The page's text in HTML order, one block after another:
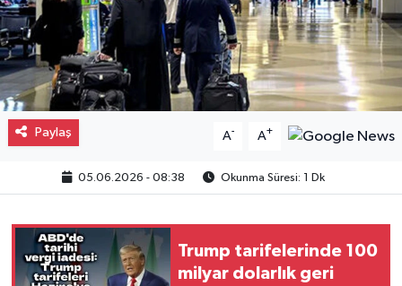
Paylaş A- A+
05.06.2026 - 08:38 Okunma Süresi: 1 Dk
Trump tarifelerinde 100
milyar dolarlık geri